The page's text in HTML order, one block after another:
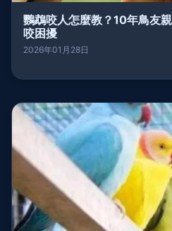
鸚鵡咬人怎麼教？10年鳥友
咬困擾
2026年01月28日